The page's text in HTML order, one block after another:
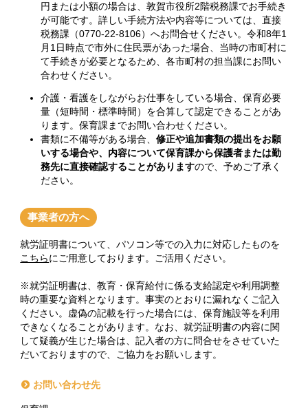
円または小額の場合は、敦賀市役所2階税務課でお手続き
が可能です。詳しい手続方法や内容等については、直接
税務課（0770-22-8106）へお問合せください。令和8年1
月1日時点で市外に住民票があった場合、当時の市町村に
て手続きが必要となるため、各市町村の担当課にお問い
合わせください。
介護・看護をしながらお仕事をしている場合、保育必要
量（短時間・標準時間）を合算して認定できることがあ
ります。保育課までお問い合わせください。
書類に不備等がある場合、修正や追加書類の提出をお願
いする場合や、内容について保育課から保護者または勤
務先に直接確認することがありますので、予めご了承く
ださい。
事業者の方へ
就労証明書について、パソコン等での入力に対応したものを
こちら にご用意しております。ご活用ください。
※就労証明書は、教育・保育給付に係る支給認定や利用調整
時の重要な資料となります。事実のとおりに漏れなくご記入
ください。虚偽の記載を行った場合には、保育施設等を利用
できなくなることがあります。なお、就労証明書の内容に関
して疑義が生じた場合は、記入者の方に問合せをさせていた
だいておりますので、ご協力をお願いします。
お問い合わせ先